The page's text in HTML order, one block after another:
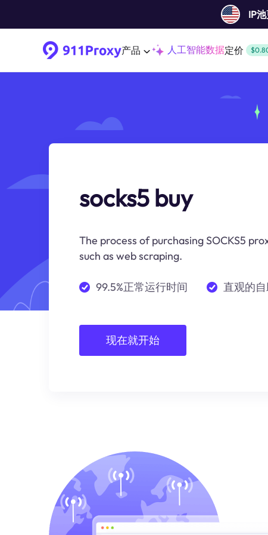
IP
产品 人工智能数据定价
socks5 buy
The process of purchasing SOCKS5
such as web scraping.
99.5%正常运行时间 直观的
现在就开始